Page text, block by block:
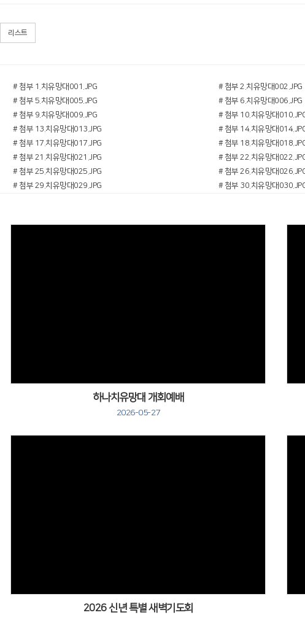
리스트
# 첨부 1.치유망대001.JPG # 첨부 2.치유망대002.JPG
# 첨부 5.치유망대005.JPG
# 첨부 6.치유망대006.JPG
# 첨부 9.치유망대009.JPG
# 첨부 10.치유망대
# 첨부 13.치유망대013.JPG
# 첨부 14.치유망대
# 첨부 17.치유망대017.JPG
# 첨부 18.치유망대
# 첨부 21.치유망대021.JPG
# 첨부 22.치유망대
# 첨부 25.치유망대025.JPG
# 첨부 26.치유망대
# 첨부 29.치유망대029.JPG
# 첨부 30.치유망대
하나치유망대 개회예배
2026-05-27
2026 신년 특별 새벽기도회